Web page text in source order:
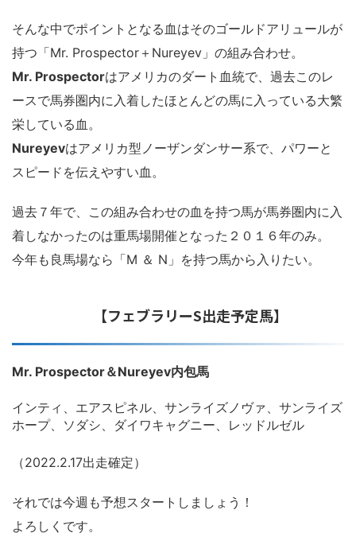
そんな中でポイントとなる血はそのゴールドアリュールが
持つ「Mr. Prospector ＋ Nureyev 」の組み合わせ。
Mr. Prospectorはアメリカのダート血統で、過去このレ
ースで馬券圏内に入着したほとんどの馬に入っている大繁
栄している血。
Nureyevはアメリカ型ノーザンダンサー系で、パワーと
スピードを伝えやすい血。
過去７年で、この組み合わせの血を持つ馬が馬券圏内に 入
着しなかったのは重馬場開催となった２０１６年のみ。
今年も良馬場なら「M ＆ N 」を持つ馬から入りたい。
【フェブラリーS出走予定馬】
Mr. Prospector＆Nureyev内包馬
インティ、エアスピネル、サンライズノヴァ、サンライズ
ホープ、ソダシ、ダイワキャグニー、レッドルゼル
（2022.2.17出走確定）
それでは今週も予想スタートしましょう！
よろしくです。